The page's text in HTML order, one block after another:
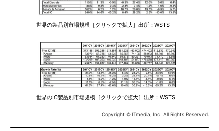
世界の製品別市場規模［クリックで拡大］出所：WSTS
世界のIC製品別市場規模［クリックで拡大］出所：WSTS
Copyright © ITmedia, Inc. All Rights Reserved.